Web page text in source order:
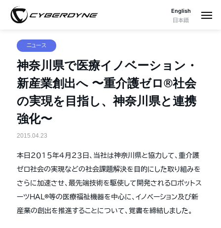
English
日本語
ニュース
神奈川県で医療イノベーション・
新産業創出へ 〜重介護ゼロ®社会
の実現を目指し、神奈川県と連携
強化〜
2015.04.23
本日２０１５年４月２３日、 当社は神奈川県と協力して、重介護
ゼロ社会の実現などの社会課題解決を目的にした取り組みを
さらに加速させ、最先端技術を駆使して開発されるロボットス
ーツＨＡＬ®等の医療福祉機器を中心に、イノベーション及び新
産業の創出を推進することについて、覚書を締結しました。